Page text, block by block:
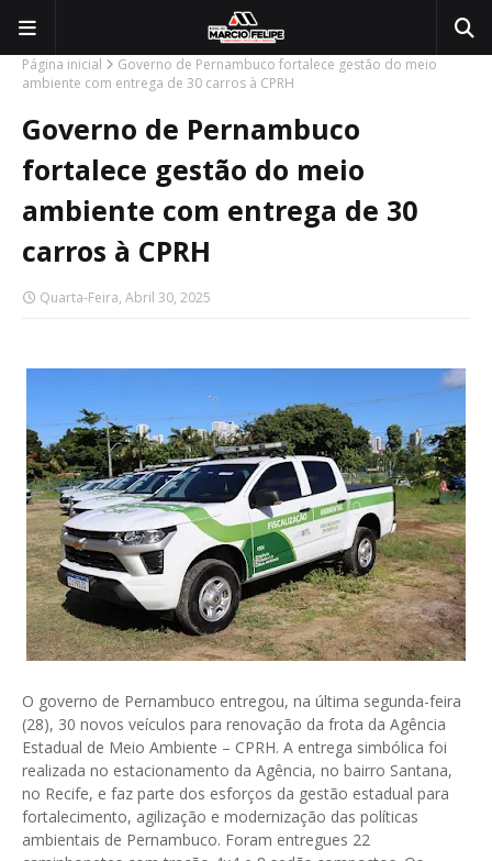
Página inicial
Governo de Pernambuco fortalece gestão do meio
ambiente com entrega de 30 carros à CPRH
Governo de Pernambuco
fortalece gestão do meio
ambiente com entrega de 30
carros à CPRH
Quarta-Feira, Abril 30, 2025
O governo de Pernambuco entregou, na última segunda-feira
(28), 30 novos veículos para renovação da frota da Agência
Estadual de Meio Ambiente – CPRH. A entrega simbólica foi
realizada no estacionamento da Agência, no bairro Santana,
no Recife, e faz parte dos esforços da gestão estadual para
fortalecimento, agilização e modernização das políticas
ambientais de Pernambuco. Foram entregues 22